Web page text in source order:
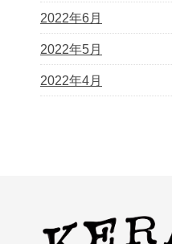
2022年6月
2022年5月
2022年4月